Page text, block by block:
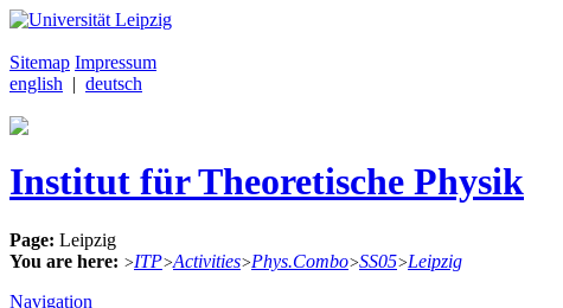
Sitemap Impressum
english | deutsch
Institut für Theoretische Physik
Page: Leipzig
You are here: >ITP>Activities>Phys.Combo>SS05>Leipzig
Navigation